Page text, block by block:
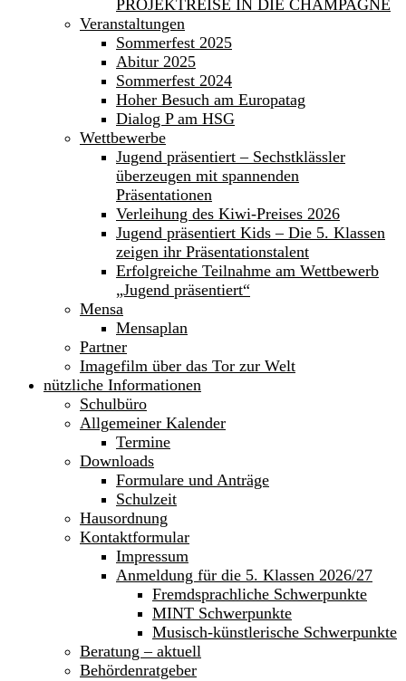
PROJEKTREISE IN DIE CHAMPAGNE
Veranstaltungen
Sommerfest 2025
Abitur 2025
Sommerfest 2024
Hoher Besuch am Europatag
Dialog P am HSG
Wettbewerbe
Jugend präsentiert – Sechstklässler
überzeugen mit spannenden
Präsentationen
Verleihung des Kiwi-Preises 2026
Jugend präsentiert Kids – Die 5. Klassen
zeigen ihr Präsentationstalent
Erfolgreiche Teilnahme am Wettbewerb
„Jugend präsentiert“
Mensa
Mensaplan
Partner
Imagefilm über das Tor zur Welt
nützliche Informationen
Schulbüro
Allgemeiner Kalender
Termine
Downloads
Formulare und Anträge
Schulzeit
Hausordnung
Kontaktformular
Impressum
Anmeldung für die 5. Klassen 2026/27
Fremdsprachliche Schwerpunkte
MINT Schwerpunkte
Musisch-künstlerische Schwerpunkte
Beratung – aktuell
Behördenratgeber